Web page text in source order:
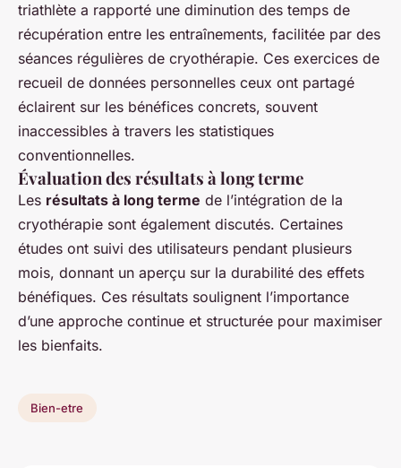
triathlète a rapporté une diminution des temps de
récupération entre les entraînements, facilitée par des
séances régulières de cryothérapie. Ces exercices de
recueil de données personnelles ceux ont partagé
éclairent sur les bénéfices concrets, souvent
inaccessibles à travers les statistiques
conventionnelles.
Évaluation des résultats à long terme
Les résultats à long terme de l’intégration de la
cryothérapie sont également discutés. Certaines
études ont suivi des utilisateurs pendant plusieurs
mois, donnant un aperçu sur la durabilité des effets
bénéfiques. Ces résultats soulignent l’importance
d’une approche continue et structurée pour maximiser
les bienfaits.
Bien-etre